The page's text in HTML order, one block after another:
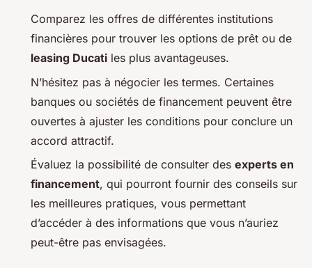
Comparez les offres de différentes institutions
financières pour trouver les options de prêt ou de
leasing Ducati les plus avantageuses.
N’hésitez pas à négocier les termes. Certaines
banques ou sociétés de financement peuvent être
ouvertes à ajuster les conditions pour conclure un
accord attractif.
Évaluez la possibilité de consulter des experts en
financement, qui pourront fournir des conseils sur
les meilleures pratiques, vous permettant
d’accéder à des informations que vous n’auriez
peut-être pas envisagées.